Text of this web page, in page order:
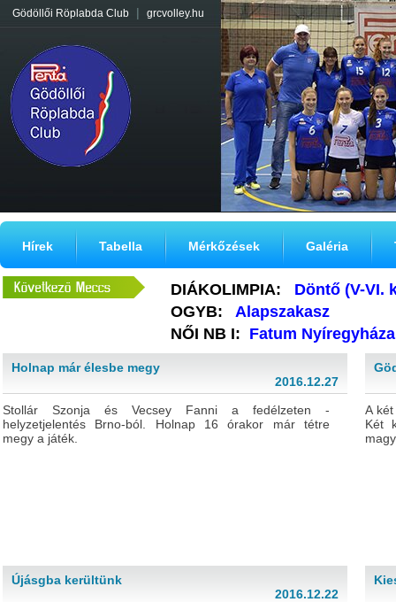
Gödöllői Röplabda Club | grcvolley.hu
Hírek Tabella Mérkőzések Galéria
DIÁKOLIMPIA:
Döntő (V-VI.
OGYB:
Alapszakasz
NŐI NB I: Fatum
Holnap már élesbe megy
2016.12.27
Stollár Szonja és Vecsey Fanni a fedélzeten -
helyzetjelentés Brno-ból. Holnap 16 órakor már tétre
megy a játék.
A
Két
Újásgba kerültünk
2016.12.22